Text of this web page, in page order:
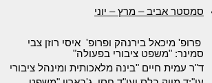
סמסטר אביב – מרץ – יוני
פרופ' מיכאל בירנהק ופרופ' איסי רוזן צבי
סמינר: "משפט ציבורי בפעולה"
ד"ר עמית חיים "בינה מלאכותית ומינהל ציבורי